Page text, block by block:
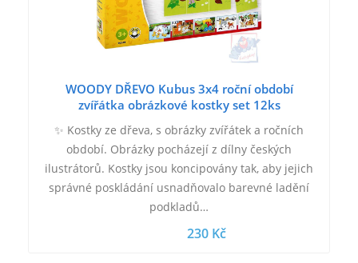
WOODY DŘEVO Kubus 3x4 roční období
zvířátka obrázkové kostky set 12ks
✨ Kostky ze dřeva, s obrázky zvířátek a ročních
období. Obrázky pocházejí z dílny českých
ilustrátorů. Kostky jsou koncipovány tak, aby jejich
správné poskládání usnadňovalo barevné ladění
podkladů…
230 Kč